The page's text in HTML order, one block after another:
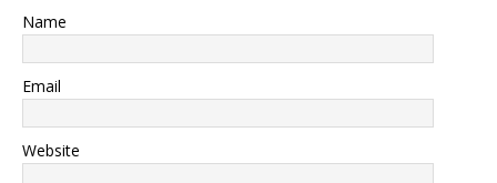
Name
Email
Website